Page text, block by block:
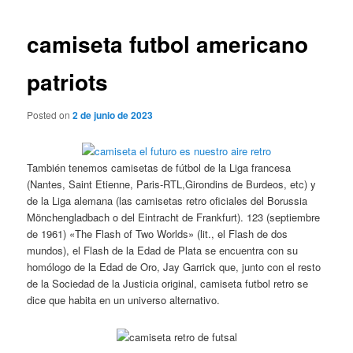
camiseta futbol americano
patriots
Posted on2 de junio de 2023
También tenemos camisetas de fútbol de la Liga francesa
(Nantes, Saint Etienne, Paris-RTL,Girondins de Burdeos, etc) y
de la Liga alemana (las camisetas retro oficiales del Borussia
Mönchengladbach o del Eintracht de Frankfurt). 123 (septiembre
de 1961) «The Flash of Two Worlds» (lit., el Flash de dos
mundos), el Flash de la Edad de Plata se encuentra con su
homólogo de la Edad de Oro, Jay Garrick que, junto con el resto
de la Sociedad de la Justicia original, camiseta futbol retro se
dice que habita en un universo alternativo.